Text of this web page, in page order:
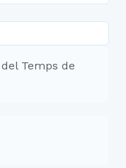
Temps de